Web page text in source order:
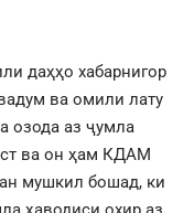
даҳҳо хабарнигор
ва омили лату
озода аз ҷумла
ва он ҳам КДАМ
мушкил бошад, ки